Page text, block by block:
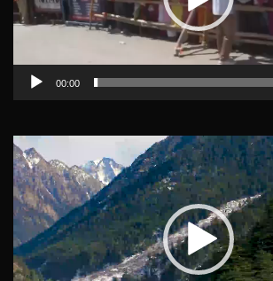
00:00
Video
Player